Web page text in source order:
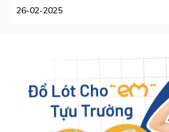
26-02-2025